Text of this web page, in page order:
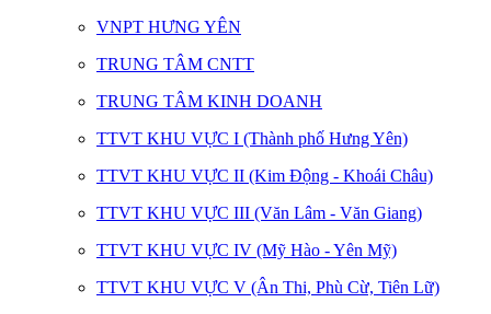
VNPT HƯNG YÊN
TRUNG TÂM CNTT
TRUNG TÂM KINH DOANH
TTVT KHU VỰC I (Thành phố Hưng Yên)
TTVT KHU VỰC II (Kim Động - Khoái Châu)
TTVT KHU VỰC III (Văn Lâm - Văn Giang)
TTVT KHU VỰC IV (Mỹ Hào - Yên Mỹ)
TTVT KHU VỰC V (Ân Thi, Phù Cừ, Tiên Lữ)